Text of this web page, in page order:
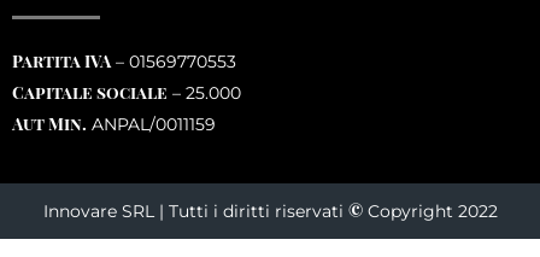
Partita IVA– 01569770553
Capitale sociale – 25.000
Aut Min. ANPAL/0011159
Innovare SRL | Tutti i diritti riservati ©Copyright 2022